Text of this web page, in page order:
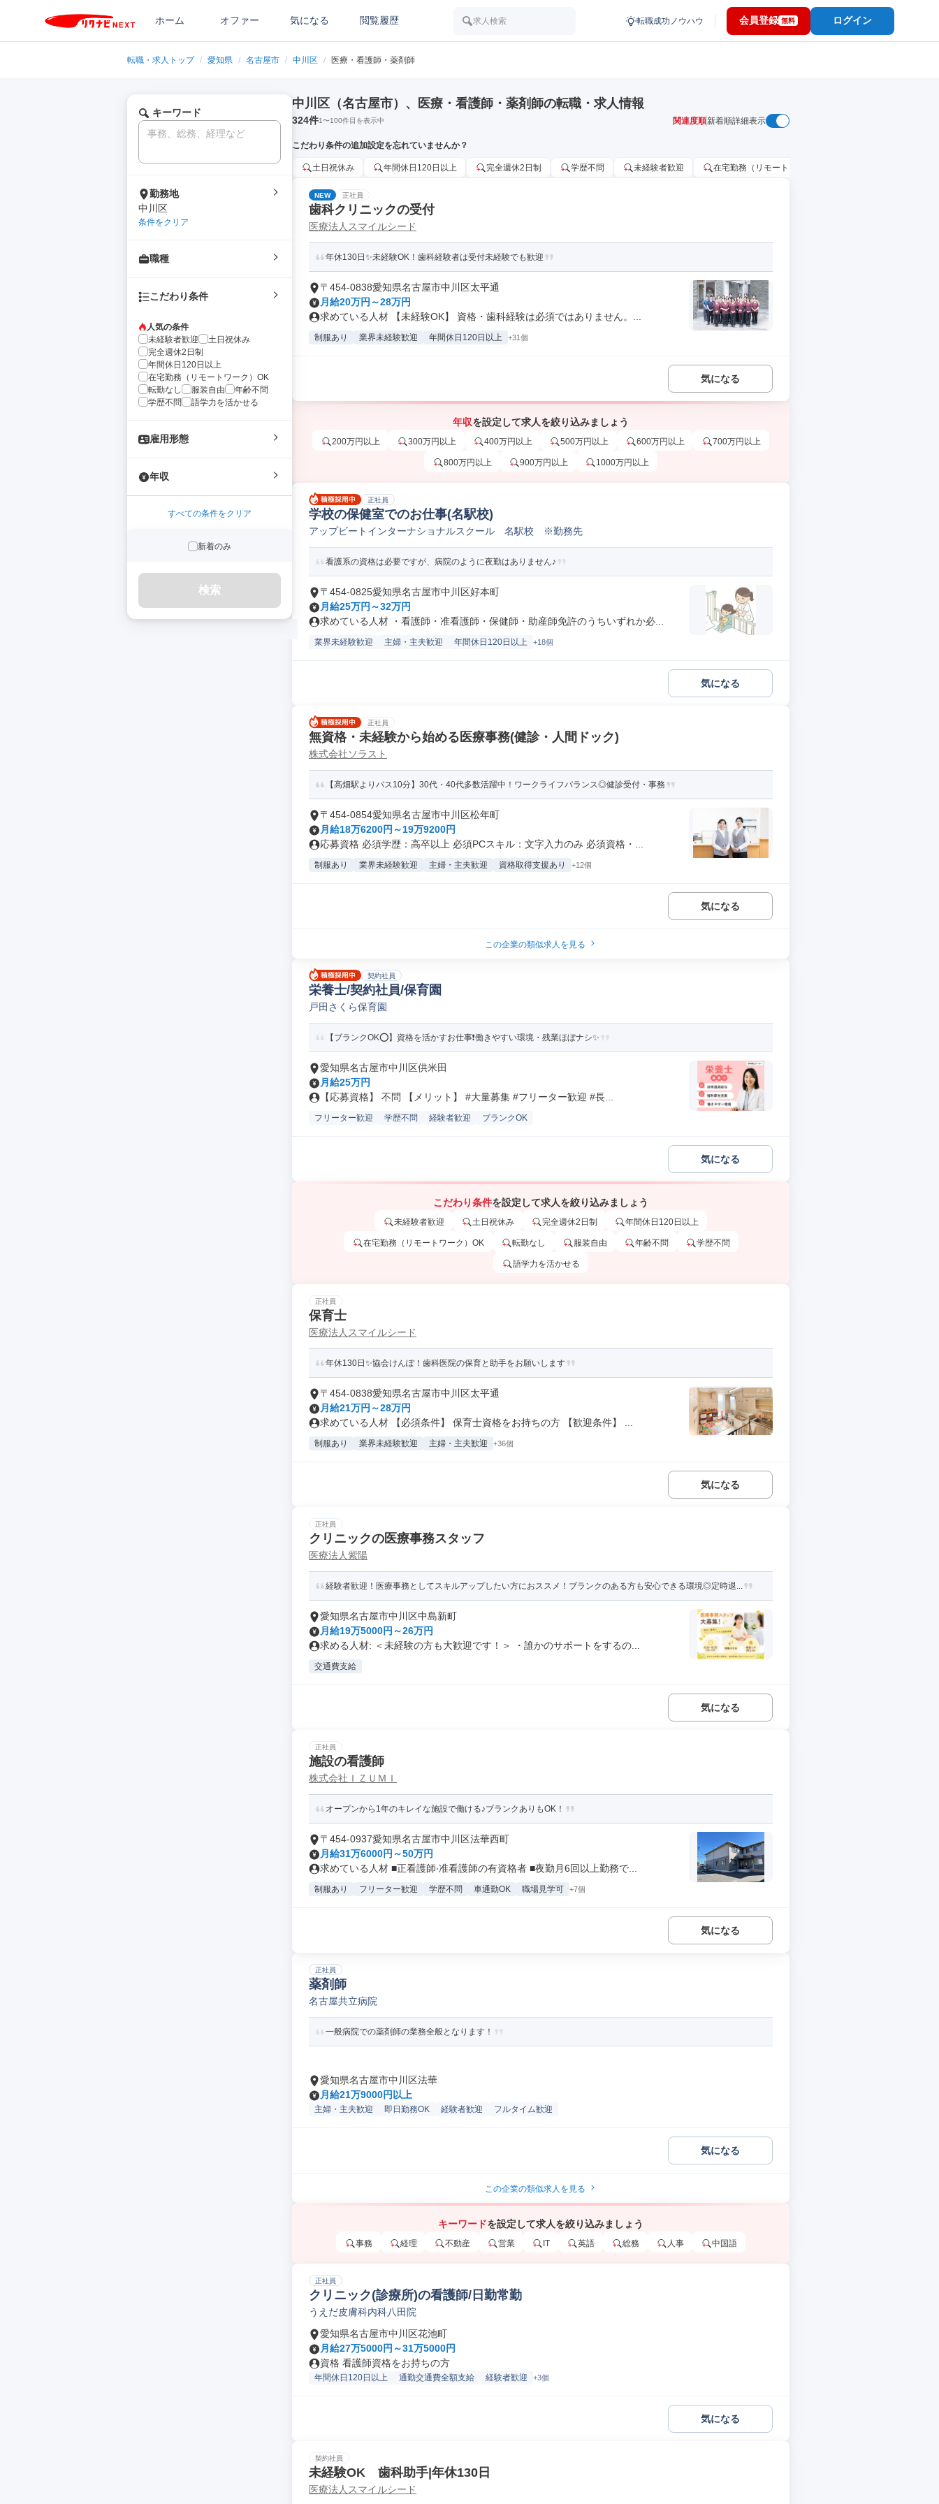
ホーム オファー 気になる 閲覧履歴 求人検索 転職成功ノウハウ 会員登録 無料 ログイン
転職・求人トップ / 愛知県 / 名古屋市 / 中川区 / 医療・看護師・薬剤師
キーワード
勤務地
中川区
条件をクリア
職種
こだわり条件
人気の条件
未経験者歓迎
土日祝休み
完全週休2日制
年間休日120日以上
在宅勤務（リモートワーク）OK
転勤なし
服装自由
年齢不問
学歴不問
語学力を活かせる
雇用形態
年収
すべての条件をクリア
新着のみ
検索
中川区（名古屋市）、医療・看護師・薬剤師の転職・求人情報
324件1〜100件目を表示中 関連度順新着順詳細表示
こだわり条件の追加設定を忘れていませんか？
土日祝休み 年間休日120日以上 完全週休2日制 学歴不問 未経験者歓迎 在宅勤務（リモートワーク）OK
NEW 正社員
歯科クリニックの受付
医療法人スマイルシード
年休130日✨未経験OK！歯科経験者は受付未経験でも歓迎
〒454-0838愛知県名古屋市中川区太平通
月給20万円～28万円
求めている人材 【未経験OK】 資格・歯科経験は必須ではありません。...
制服あり 業界未経験歓迎 年間休日120日以上 +31個
気になる
年収を設定して求人を絞り込みましょう
200万円以上 300万円以上 400万円以上 500万円以上 600万円以上 700万円以上
800万円以上 900万円以上 1000万円以上
正社員
学校の保健室でのお仕事(名駅校)
アップビートインターナショナルスクール 名駅校 ※勤務先
看護系の資格は必要ですが、病院のように夜勤はありません♪
〒454-0825愛知県名古屋市中川区好本町
月給25万円～32万円
求めている人材 ・看護師・准看護師・保健師・助産師免許のうちいずれか必...
業界未経験歓迎 主婦・主夫歓迎 年間休日120日以上 +18個
気になる
正社員
無資格・未経験から始める医療事務(健診・人間ドック)
株式会社ソラスト
【高畑駅よりバス10分】30代・40代多数活躍中！ワークライフバランス◎健診受付・事務
〒454-0854愛知県名古屋市中川区松年町
月給18万6200円～19万9200円
応募資格 必須学歴：高卒以上 必須PCスキル：文字入力のみ 必須資格・...
制服あり 業界未経験歓迎 主婦・主夫歓迎 資格取得支援あり +12個
気になる
この企業の類似求人を見る
契約社員
栄養士/契約社員/保育園
戸田さくら保育園
【ブランクOK⭕️】資格を活かすお仕事❗️働きやすい環境・残業ほぼナシ✨
愛知県名古屋市中川区供米田
月給25万円
【応募資格】 不問 【メリット】 #大量募集 #フリーター歓迎 #長...
フリーター歓迎 学歴不問 経験者歓迎 ブランクOK
気になる
こだわり条件を設定して求人を絞り込みましょう
未経験者歓迎 土日祝休み 完全週休2日制 年間休日120日以上
在宅勤務（リモートワーク）OK 転勤なし 服装自由 年齢不問 学歴不問
語学力を活かせる
正社員
保育士
医療法人スマイルシード
年休130日✨協会けんぽ！歯科医院の保育と助手をお願いします
〒454-0838愛知県名古屋市中川区太平通
月給21万円～28万円
求めている人材 【必須条件】 保育士資格をお持ちの方 【歓迎条件】 ...
制服あり 業界未経験歓迎 主婦・主夫歓迎 +36個
気になる
正社員
クリニックの医療事務スタッフ
医療法人紫陽
経験者歓迎！医療事務としてスキルアップしたい方におススメ！ブランクのある方も安心できる環境◎定時退...
愛知県名古屋市中川区中島新町
月給19万5000円～26万円
求める人材: ＜未経験の方も大歓迎です！＞ ・誰かのサポートをするの...
交通費支給
気になる
正社員
施設の看護師
株式会社ＩＺＵＭＩ
オープンから1年のキレイな施設で働ける♪ブランクありもOK！
〒454-0937愛知県名古屋市中川区法華西町
月給31万6000円～50万円
求めている人材 ■正看護師‧准看護師の有資格者 ■夜勤⽉6回以上勤務で...
制服あり フリーター歓迎 学歴不問 車通勤OK 職場見学可 +7個
気になる
正社員
薬剤師
名古屋共立病院
一般病院での薬剤師の業務全般となります！
愛知県名古屋市中川区法華
月給21万9000円以上
主婦・主夫歓迎 即日勤務OK 経験者歓迎 フルタイム歓迎
気になる
この企業の類似求人を見る
キーワードを設定して求人を絞り込みましょう
事務 経理 不動産 営業 IT 英語 総務 人事 中国語
正社員
クリニック(診療所)の看護師/日勤常勤
うえだ皮膚科内科八田院
愛知県名古屋市中川区花池町
月給27万5000円～31万5000円
資格 看護師資格をお持ちの方
年間休日120日以上 通勤交通費全額支給 経験者歓迎 +3個
気になる
契約社員
未経験OK 歯科助手|年休130日
医療法人スマイルシード